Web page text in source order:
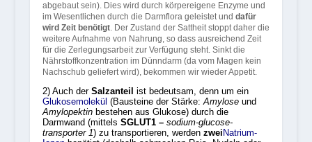
abgebaut sein). Dies wird durch körpereigene Enzyme und
im Wesentlichen durch die Darmflora geleistet und dafür
wird Zeit benötigt. Der Zustand der Sattheit stoppt daher die
weitere Aufnahme von Nahrung, so dass ausreichend Zeit
für die Zerlegungsarbeit zur Verfügung steht. Sinkt die
Nährstoffkonzentration im Dünndarm (da vom Magen kein
Nachschub geliefert wird), bekommen wir wieder Appetit.
2) Auch der Salzanteil ist bedeutsam, denn um ein
Glukosemolekül (Bausteine der Stärke:Amyloseund
Amylopektin bestehen aus Glukose) durch die
Darmwand (mittels SGLUT1 – sodium-glucose-
transporter 1) zu transportieren, werden zwei Natrium-